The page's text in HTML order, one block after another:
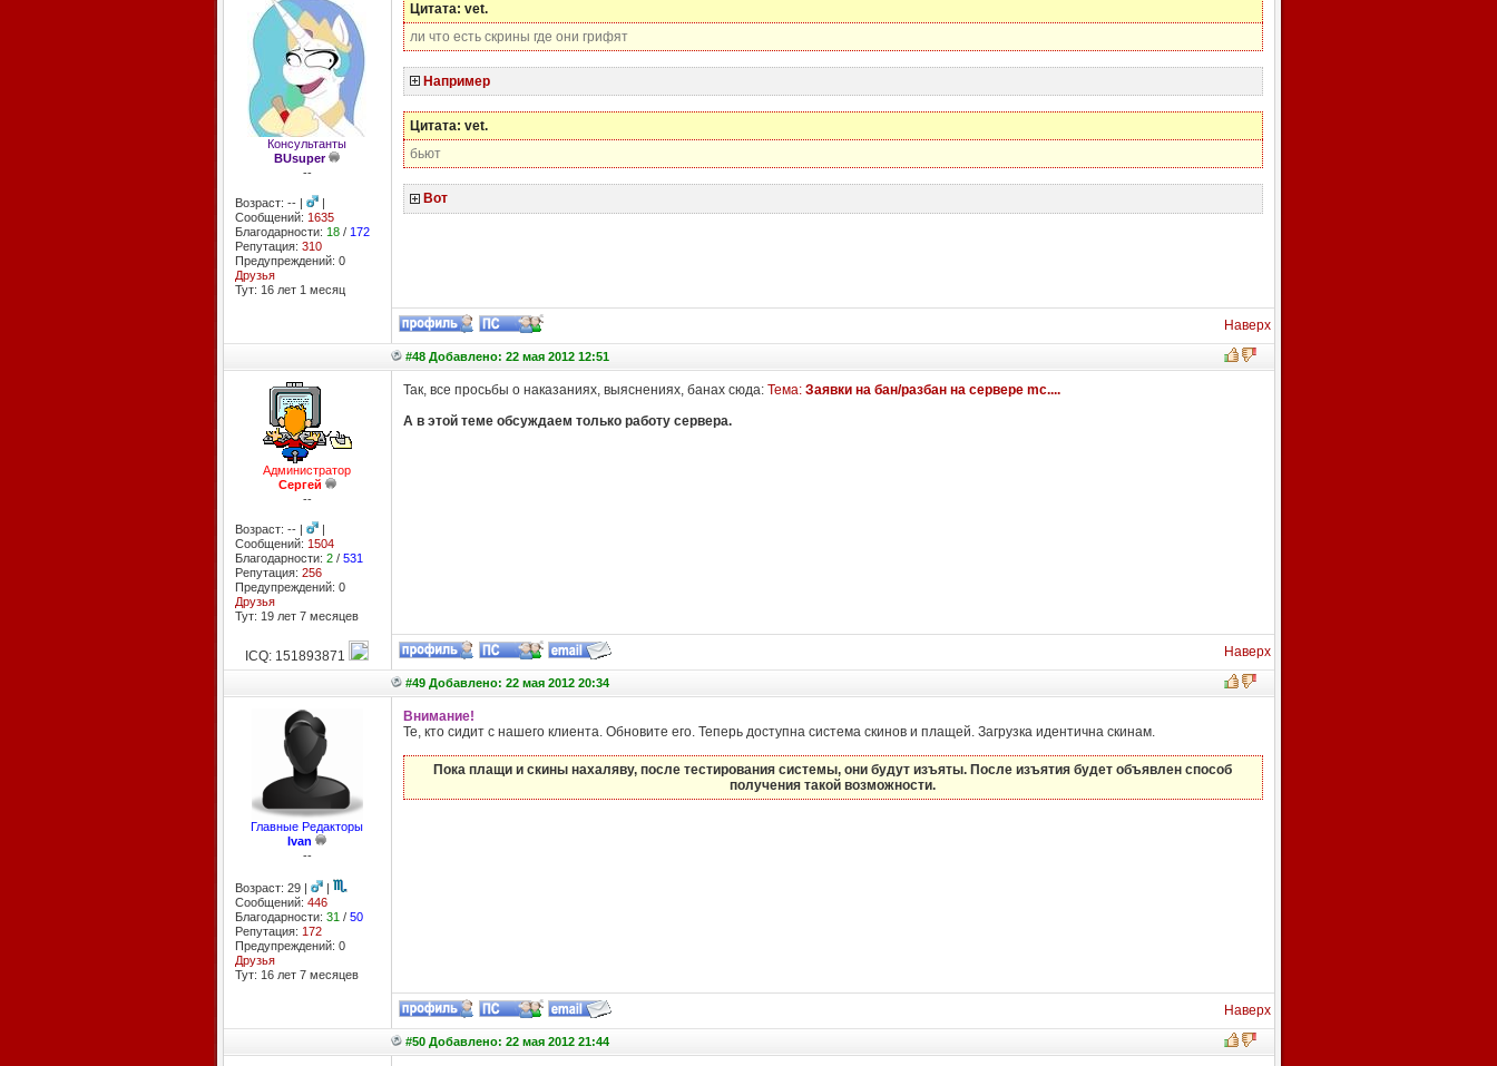
Консультанты
BUsuper
--
Возраст: -- |
|
Сообщений: 1635
Благодарности: 18/ 172
Репутация: 310
Предупреждений: 0
Друзья
Тут: 16 лет 1 месяц
Цитата: vet.
ли что есть скрины где они грифят
Например
Цитата: vet.
бьют
Вот
Наверх
#48 Добавлено: 22 мая 2012 12:51
Администратор
Сергей
--
Возраст: -- |
|
Сообщений: 1504
Благодарности: 2/ 531
Репутация: 256
Предупреждений: 0
Друзья
Тут: 19 лет 7 месяцев
Так, все просьбы о наказаниях, выяснениях, банах сюда: Тема: Заявки на бан/разбан на сервере mc....
А в этой теме обсуждаем только работу сервера.
ICQ: 151893871 Наверх
#49 Добавлено: 22 мая 2012 20:34
Главные Редакторы
Ivan
--
Возраст: 29 |
|
Сообщений: 446
Благодарности: 31 / 50
Репутация: 172
Предупреждений: 0
Друзья
Тут: 16 лет 7 месяцев
Внимание!
Те, кто сидит с нашего клиента. Обновите его. Теперь доступна система скинов и плащей. Загрузка идентична скинам.
Пока плащи и скины нахаляву, после тестирования системы, они будут изъяты. После изъятия будет объявлен способ
получения такой возможности.
Наверх
#50 Добавлено: 22 мая 2012 21:44